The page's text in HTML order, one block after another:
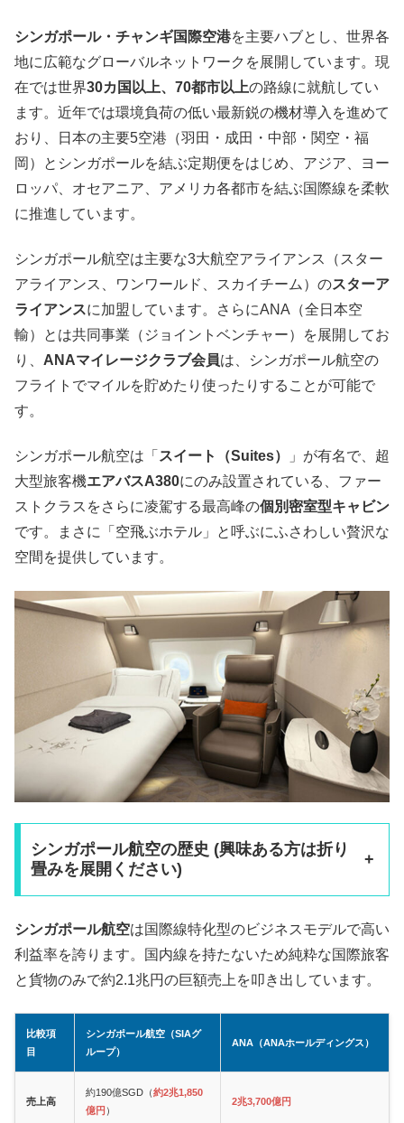
シンガポール・チャンギ国際空港を主要ハブとし、世界各
地に広範なグローバルネットワークを展開しています。現
在では世界30カ国以上、70都市以上の路線に就航してい
ます。近年では環境負荷の低い最新鋭の機材導入を進めて
おり、日本の主要5空港（羽田・成田・中部・関空・福
岡）とシンガポールを結ぶ定期便をはじめ、アジア、ヨー
ロッパ、オセアニア、アメリカ各都市を結ぶ国際線を柔軟
に推進しています。
シンガポール航空は主要な3大航空アライアンス（スター
アライアンス、ワンワールド、スカイチーム）のスターア
ライアンスに加盟しています。さらにANA（全日本空
輸）とは共同事業（ジョイントベンチャー）を展開してお
り、 ANAマイレージクラブ会員は、シンガポール航空の
フライトでマイルを貯めたり使ったりすることが可能で
す。
シンガポール航空は「 スイート（Suites）
」が有名で、超
大型旅客機エアバスA380にのみ設置されている、ファー
ストクラスをさらに凌駕する最高峰の個別密室型キャビン
です。まさに「空飛ぶホテル」と呼ぶにふさわしい贅沢な
空間を提供しています。
シンガポール航空の歴史 (興味ある方は折り
畳みを展開ください)
+
シンガポール航空は国際線特化型のビジネスモデルで高い
利益率を誇ります。国内線を持たないため純粋な国際旅客
と貨物のみで約2.1兆円の巨額売上を叩き出しています。
比較項
目
シンガポール航空（SIAグ
ループ）
ANA（ANAホールディングス）
売上高
約190億SGD（約2兆1,850
億円 ）
2兆3,700億円